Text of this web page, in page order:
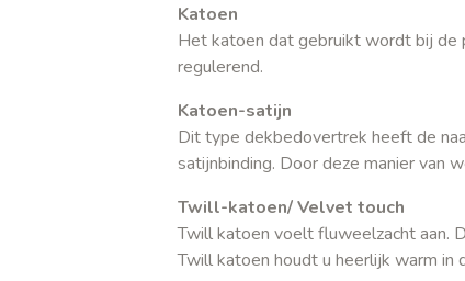
Katoen
Het katoen dat gebruikt wordt bij de
regulerend.
Katoen-satijn
Dit type dekbedovertrek heeft de
satijnbinding. Door deze manier van
Twill-katoen/ Velvet touch
Twill katoen voelt fluweelzacht aan.
Twill katoen houdt u heerlijk warm in